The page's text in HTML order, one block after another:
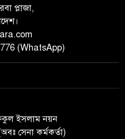
হলো ‘০৫ আগস্ট জুলাই
দিবস ২০২৬’
বাংলাদেশ প্রাথমিক শিক্ষক
অভিযোগ
প্লাজা,
(WhatsApp)
ইসলাম নয়ন
সেনা কর্মকর্তা)